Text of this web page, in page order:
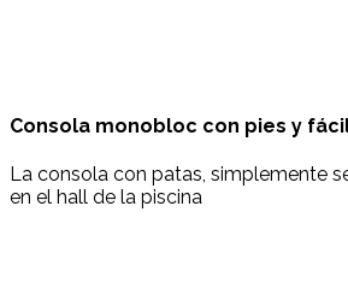
Consola monobloc con pies y
La consola con patas, simplemente
en el hall de la piscina